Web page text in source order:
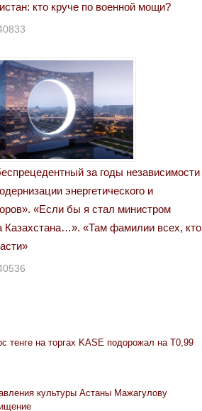
кто круче по военной мощи?
за годы независимости
энергетического и
«Если бы я стал министром
Казахстана…». «Там фамилии всех, кто
тенге на торгах KASE подорожал на Т0,99
культуры Астаны Мажагулову